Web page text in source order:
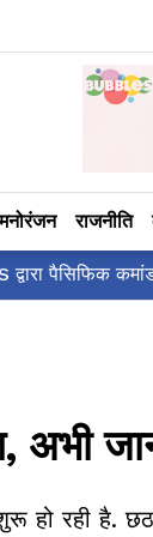
मनोरंजन राजनीति
कहाँ है?' पोस्ट,
हो रही है.